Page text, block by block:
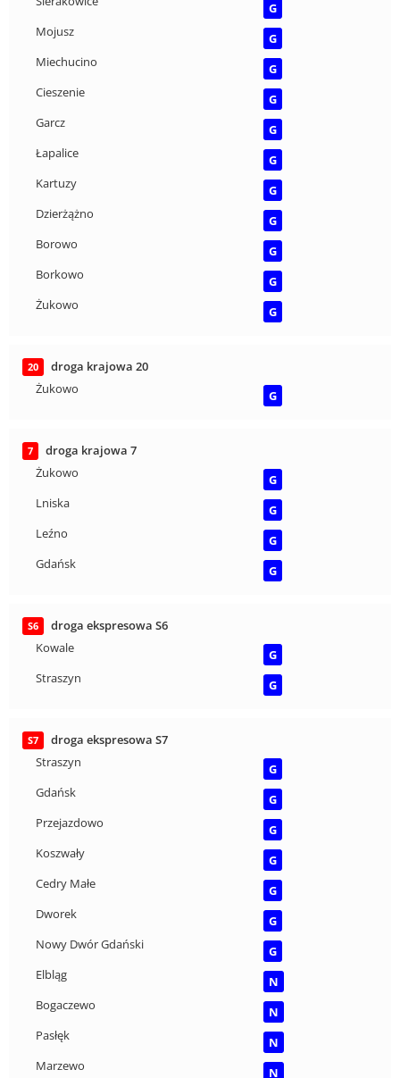
G
Mojusz
G
Miechucino
G
Cieszenie
G
Garcz
G
Łapalice
G
Kartuzy
G
Dzierżążno
G
Borowo
G
Borkowo
G
Żukowo
G
20
droga krajowa 20
Żukowo
G
7
droga krajowa 7
Żukowo
G
Lniska
G
Leźno
G
Gdańsk
G
S6
droga ekspresowa S6
Kowale
G
Straszyn
G
S7
droga ekspresowa S7
Straszyn
G
Gdańsk
G
Przejazdowo
G
Koszwały
G
Cedry Małe
G
Dworek
G
Nowy Dwór Gdański
G
Elbląg
N
Bogaczewo
N
Pasłęk
N
Marzewo
N